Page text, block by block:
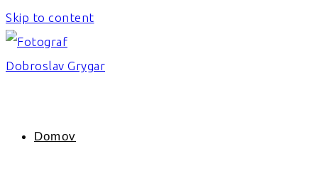
Skip to content
Domov